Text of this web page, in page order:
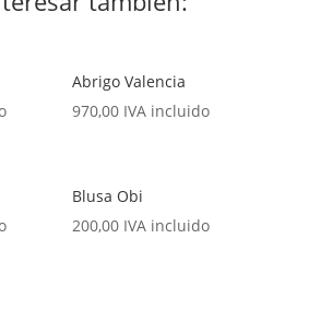
Abrigo Valencia
970,00 IVA incluido
Blusa Obi
200,00 IVA incluido